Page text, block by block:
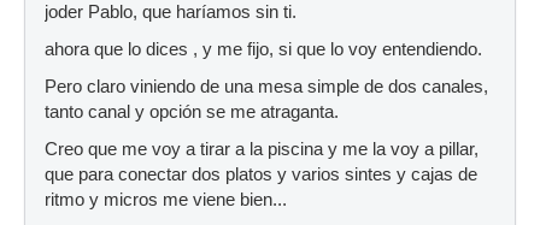
joder Pablo, que haríamos sin ti.
ahora que lo dices , y me fijo, si que lo voy entendiendo.
Pero claro viniendo de una mesa simple de dos canales,
tanto canal y opción se me atraganta.
Creo que me voy a tirar a la piscina y me la voy a pillar,
que para conectar dos platos y varios sintes y cajas de
ritmo y micros me viene bien...